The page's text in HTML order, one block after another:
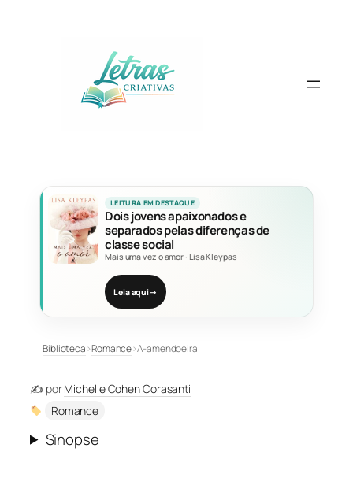
LEITURA EM DESTAQUE
Dois jovens apaixonados e
separados pelas diferenças de
classe social
Mais uma vez o amor· Lisa Kleypas
Leia aqui→
Biblioteca›Romance›A-amendoeira
✍️ porMichelle Cohen Corasanti
Romance
Sinopse